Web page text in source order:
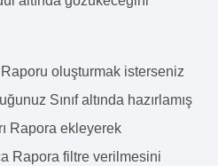
oluşturmak isterseniz
Sınıf altında hazırlamış
Rapora ekleyerek
Rapora filtre verilmesini